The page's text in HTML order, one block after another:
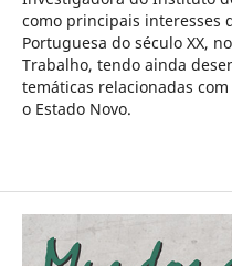
como principais interesses
Portuguesa do século XX,
Trabalho, tendo ainda
temáticas relacionadas
o Estado Novo.